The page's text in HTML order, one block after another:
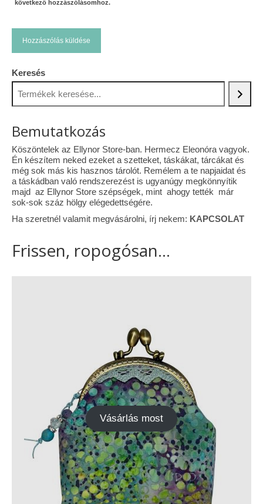
következő hozzászólásomhoz.
Keresés
Bemutatkozás
Köszöntelek az Ellynor Store-ban. Hermecz Eleonóra vagyok.
Én készítem neked ezeket a szetteket, táskákat, tárcákat és
még sok más kis hasznos tárolót. Remélem a te napjaidat és
a táskádban való rendszerezést is ugyanúgy megkönnyítik
majd az Ellynor Store szépségek, mint ahogy tették már
sok-sok száz hölgy elégedettségére.
Ha szeretnél valamit megvásárolni, írj nekem: KAPCSOLAT
Frissen, ropogósan...
Vásárlás most